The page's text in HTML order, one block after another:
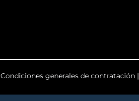
Condiciones generales de contratación|